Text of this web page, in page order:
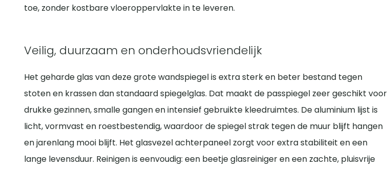
toe, zonder kostbare vloeroppervlakte in te leveren.
Veilig, duurzaam en onderhoudsvriendelijk
Het geharde glas van deze grote wandspiegel is extra sterk en beter bestand tegen
stoten en krassen dan standaard spiegelglas. Dat maakt de passpiegel zeer geschikt voor
drukke gezinnen, smalle gangen en intensief gebruikte kleedruimtes. De aluminium lijst is
licht, vormvast en roestbestendig, waardoor de spiegel strak tegen de muur blijft hangen
en jarenlang mooi blijft. Het glasvezel achterpaneel zorgt voor extra stabiliteit en een
lange levensduur. Reinigen is eenvoudig: een beetje glasreiniger en een zachte, pluisvrije